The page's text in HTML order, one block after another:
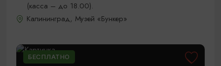
(касса – до 18.00).
Калининград, Музей «Бункер»
БЕСПЛАТНО